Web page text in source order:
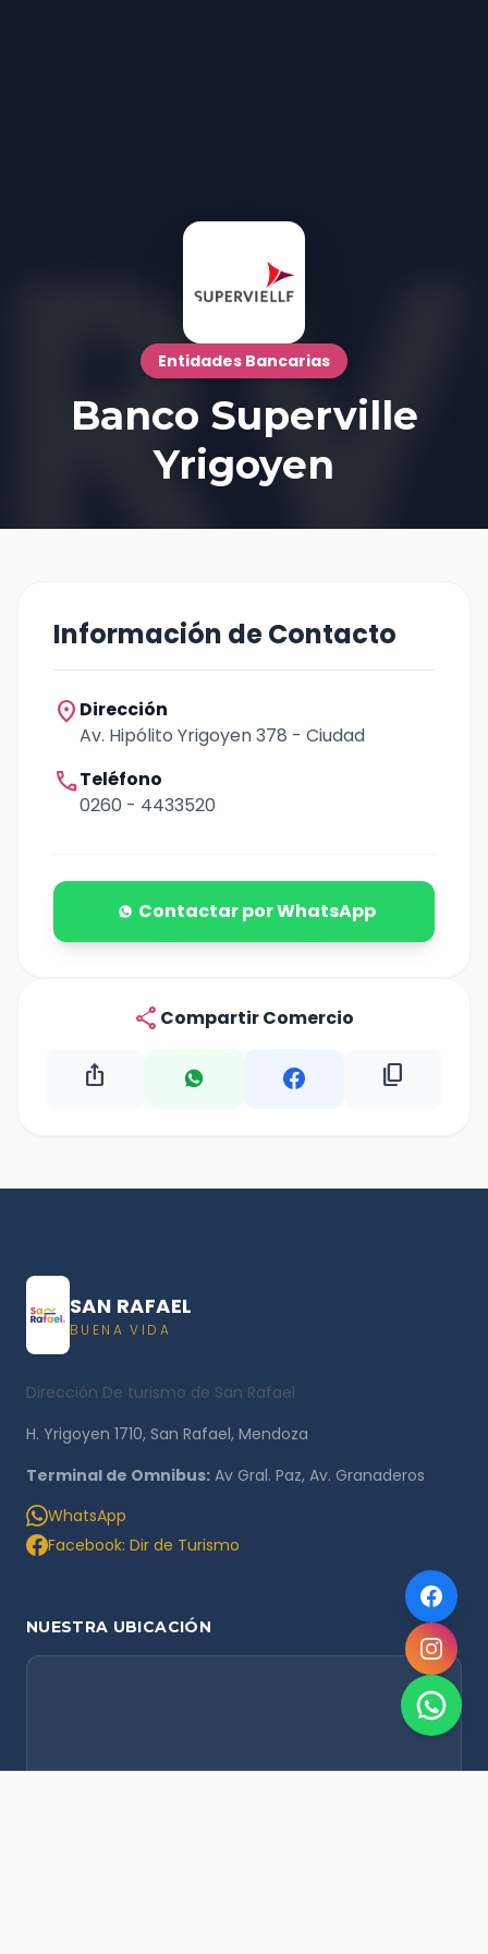
Entidades Bancarias
Banco Superville
Yrigoyen
Información de Contacto
location_on Dirección
Av. Hipólito Yrigoyen 378 - Ciudad
callTeléfono
0260 - 4433520
Contactar por WhatsApp
share Compartir Comercio
ios_share content_copy
SAN RAFAEL
BUENA VIDA
Dirección De turismo de San Rafael
H. Yrigoyen 1710, San Rafael, Mendoza
Terminal de Omnibus: Av Gral. Paz, Av. Granaderos
WhatsApp
Facebook: Dir de Turismo
NUESTRA UBICACIÓN